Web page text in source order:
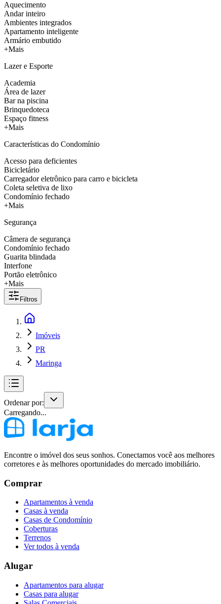
Aquecimento
Andar inteiro
Ambientes integrados
Apartamento inteligente
Armário embutido
+Mais
Lazer e Esporte
Academia
Área de lazer
Bar na piscina
Brinquedoteca
Espaço fitness
+Mais
Características do Condomínio
Acesso para deficientes
Bicicletário
Carregador eletrônico para carro e bicicleta
Coleta seletiva de lixo
Condomínio fechado
+Mais
Segurança
Câmera de segurança
Condomínio fechado
Guarita blindada
Interfone
Portão eletrônico
+Mais
Filtros
Imóveis
PR
Maringa
Ordenar por:
Carregando...
Encontre o imóvel dos seus sonhos. Conectamos você aos melhores
corretores e às melhores oportunidades do mercado imobiliário.
Comprar
Apartamentos à venda
Casas à venda
Casas de Condomínio
Coberturas
Terrenos
Ver todos à venda
Alugar
Apartamentos para alugar
Casas para alugar